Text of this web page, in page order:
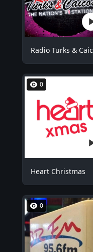
0
Heart Christmas
0